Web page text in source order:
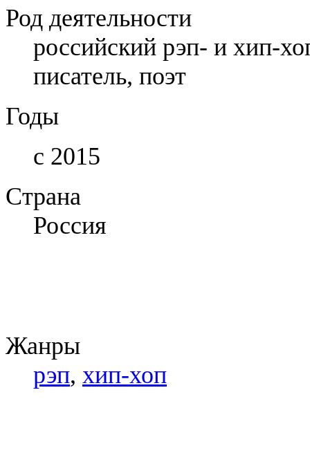
Род деятельности
российский рэп- и хип-
писатель, поэт
Годы
с 2015
Страна
Россия
Жанры
рэп, хип-хоп